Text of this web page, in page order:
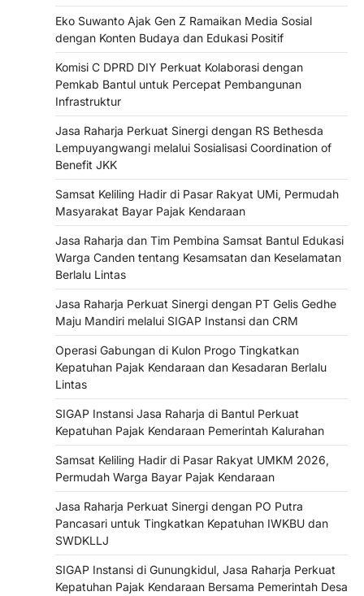
Eko Suwanto Ajak Gen Z Ramaikan Media Sosial
dengan Konten Budaya dan Edukasi Positif
Komisi C DPRD DIY Perkuat Kolaborasi dengan
Pemkab Bantul untuk Percepat Pembangunan
Infrastruktur
Jasa Raharja Perkuat Sinergi dengan RS Bethesda
Lempuyangwangi melalui Sosialisasi Coordination of
Benefit JKK
Samsat Keliling Hadir di Pasar Rakyat UMi, Permudah
Masyarakat Bayar Pajak Kendaraan
Jasa Raharja dan Tim Pembina Samsat Bantul Edukasi
Warga Canden tentang Kesamsatan dan Keselamatan
Berlalu Lintas
Jasa Raharja Perkuat Sinergi dengan PT Gelis Gedhe
Maju Mandiri melalui SIGAP Instansi dan CRM
Operasi Gabungan di Kulon Progo Tingkatkan
Kepatuhan Pajak Kendaraan dan Kesadaran Berlalu
Lintas
SIGAP Instansi Jasa Raharja di Bantul Perkuat
Kepatuhan Pajak Kendaraan Pemerintah Kalurahan
Samsat Keliling Hadir di Pasar Rakyat UMKM 2026,
Permudah Warga Bayar Pajak Kendaraan
Jasa Raharja Perkuat Sinergi dengan PO Putra
Pancasari untuk Tingkatkan Kepatuhan IWKBU dan
SWDKLLJ
SIGAP Instansi di Gunungkidul, Jasa Raharja Perkuat
Kepatuhan Pajak Kendaraan Bersama Pemerintah Desa